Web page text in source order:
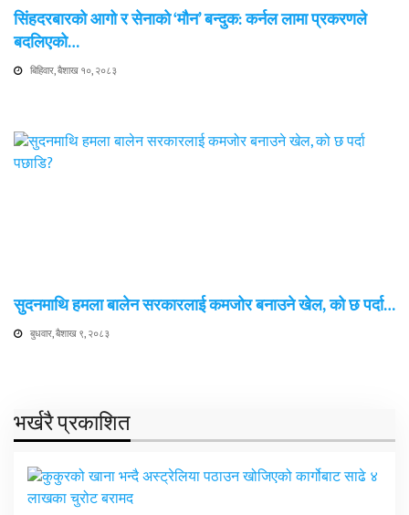
सिंहदरबारको आगो र सेनाको ‘मौन’ बन्दुक: कर्नल लामा प्रकरणले
बदलिएको…
बिहिवार, बैशाख १०, २०८३
सुदनमाथि हमला बालेन सरकारलाई कमजोर बनाउने खेल, को छ पर्दा…
बुधवार, बैशाख ९, २०८३
भर्खरै प्रकाशित